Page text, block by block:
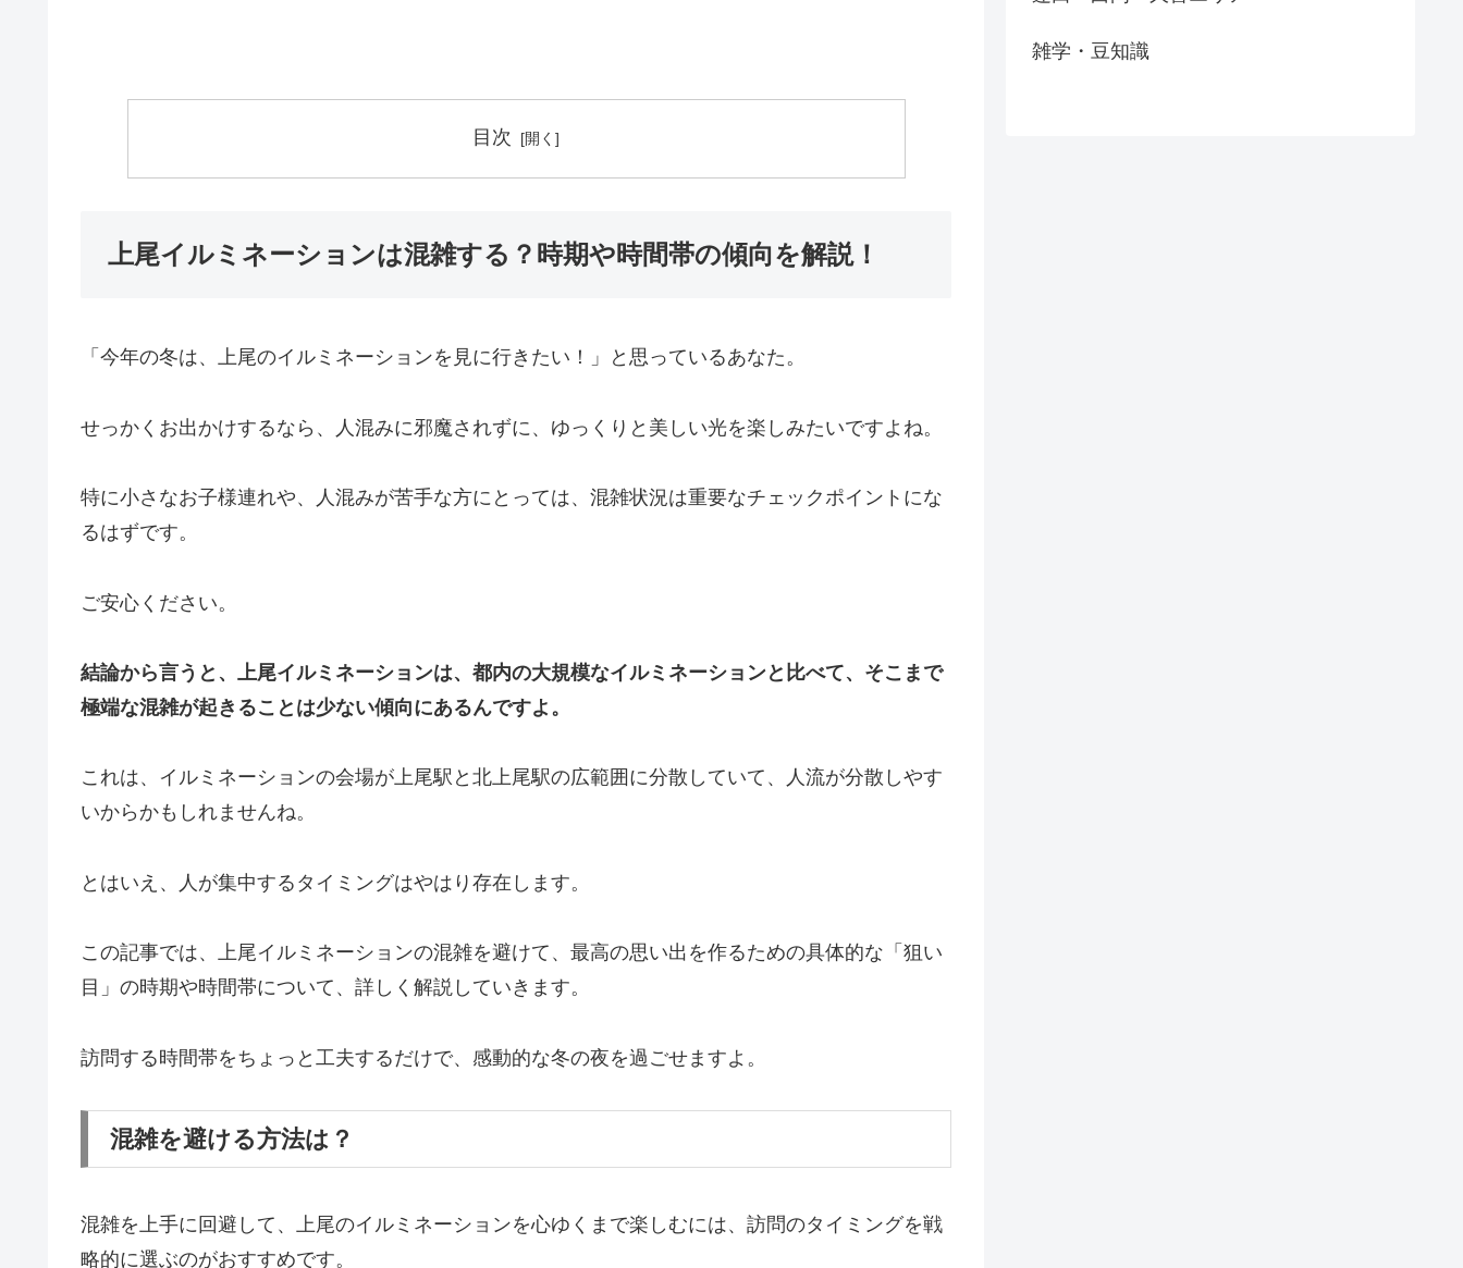
目次
上尾イルミネーションは混雑する？時期や時間帯の傾向を解説！
「今年の冬は、上尾のイルミネーションを見に行きたい！」と思っているあなた。
せっかくお出かけするなら、人混みに邪魔されずに、ゆっくりと美しい光を楽しみたいですよね。
特に小さなお子様連れや、人混みが苦手な方にとっては、混雑状況は重要なチェックポイントにな
るはずです。
ご安心ください。
結論から言うと、上尾イルミネーションは、都内の大規模なイルミネーションと比べて、そこまで
極端な混雑が起きることは少ない傾向にあるんですよ。
これは、イルミネーションの会場が上尾駅と北上尾駅の広範囲に分散していて、人流が分散しやす
いからかもしれませんね。
とはいえ、人が集中するタイミングはやはり存在します。
この記事では、上尾イルミネーションの混雑を避けて、最高の思い出を作るための具体的な「狙い
目」の時期や時間帯について、詳しく解説していきます。
訪問する時間帯をちょっと工夫するだけで、感動的な冬の夜を過ごせますよ。
混雑を避ける方法は？
混雑を上手に回避して、上尾のイルミネーションを心ゆくまで楽しむには、訪問のタイミングを戦
略的に選ぶのがおすすめです。
雑学・豆知識